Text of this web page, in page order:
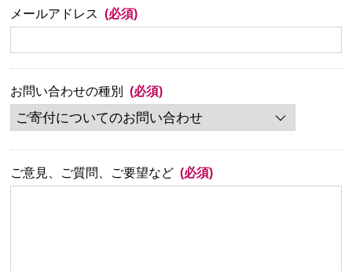
メールアドレス (必須)
お問い合わせの種別 (必須)
ご意見、ご質問、ご要望など (必須)